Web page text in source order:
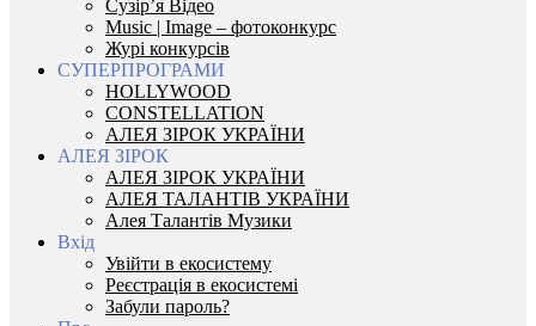
Сузір’я Відео
Music | Image – фотоконкурс
Журі конкурсів
СУПЕРПРОГРАМИ
HOLLYWOOD
CONSTELLATION
АЛЕЯ ЗІРОК УКРАЇНИ
АЛЕЯ ЗІРОК
АЛЕЯ ЗІРОК УКРАЇНИ
АЛЕЯ ТАЛАНТІВ УКРАЇНИ
Алея Талантів Музики
Вхід
Увійти в екосистему
Реєстрація в екосистемі
Забули пароль?